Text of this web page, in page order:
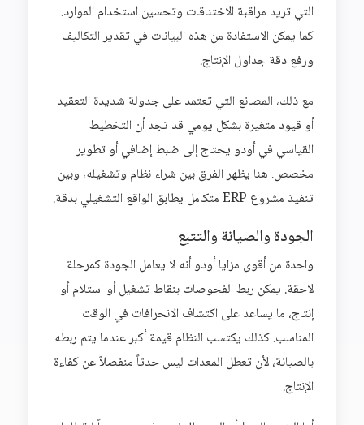
التي تريد مراقبة الاختناقات وتحسين استخدام الموارد.
كما يمكن الاستفادة من هذه البيانات في تقدير التكاليف
ورفع دقة جداول الإنتاج.
مع ذلك، المصانع التي تعتمد على جدولة شديدة التعقيد
أو قيود متغيرة بشكل يومي قد تجد أن التخطيط
القياسي في أودو يحتاج إلى ضبط إضافي أو تطوير
مخصص. هنا يظهر الفرق بين شراء نظام وتشغيله، وبين
تنفيذ مشروع ERP متكامل يطابق الواقع التشغيلي بدقة.
الجودة والصيانة والتتبع
واحدة من أقوى مزايا أودو أنه لا يعامل الجودة كمرحلة
لاحقة. يمكن ربط الفحوصات بنقاط تشغيل أو استلام أو
إنتاج، ما يساعد على اكتشاف الانحرافات في الوقت
المناسب. كذلك يكتسب النظام قيمة أكبر عندما يتم ربطه
بالصيانة، لأن تعطل المعدات ليس حدثاً منفصلاً عن كفاءة
الإنتاج.